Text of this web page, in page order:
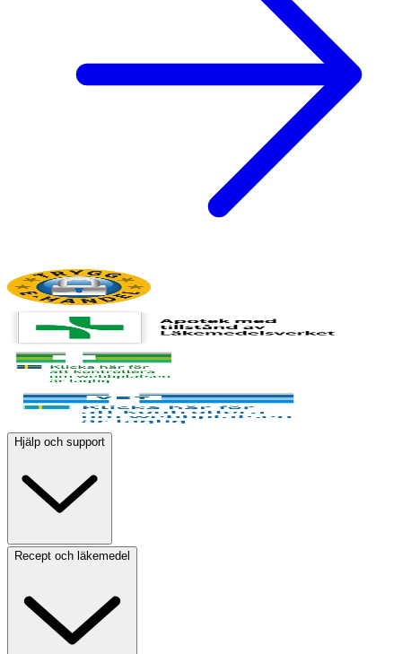
Hjälp och support
Recept och läkemedel